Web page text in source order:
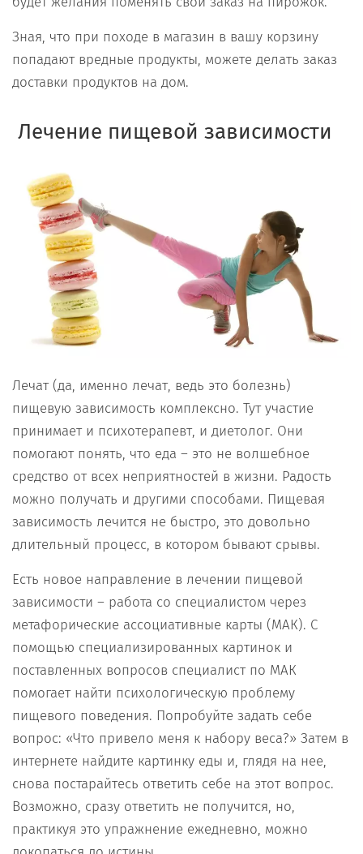
Зная, что при походе в магазин в вашу корзину
попадают вредные продукты, можете делать заказ
доставки продуктов на дом.
Лечение пищевой зависимости
Лечат (да, именно лечат, ведь это болезнь)
пищевую зависимость комплексно. Тут участие
принимает и психотерапевт, и диетолог. Они
помогают понять, что еда – это не волшебное
средство от всех неприятностей в жизни. Радость
можно получать и другими способами. Пищевая
зависимость лечится не быстро, это довольно
длительный процесс, в котором бывают срывы.
Есть новое направление в лечении пищевой
зависимости – работа со специалистом через
метафорические ассоциативные карты (МАК). С
помощью специализированных картинок и
поставленных вопросов специалист по МАК
помогает найти психологическую проблему
пищевого поведения. Попробуйте задать себе
вопрос: «Что привело меня к набору веса?» Затем в
интернете найдите картинку еды и, глядя на нее,
снова постарайтесь ответить себе на этот вопрос.
Возможно, сразу ответить не получится, но,
практикуя это упражнение ежедневно, можно